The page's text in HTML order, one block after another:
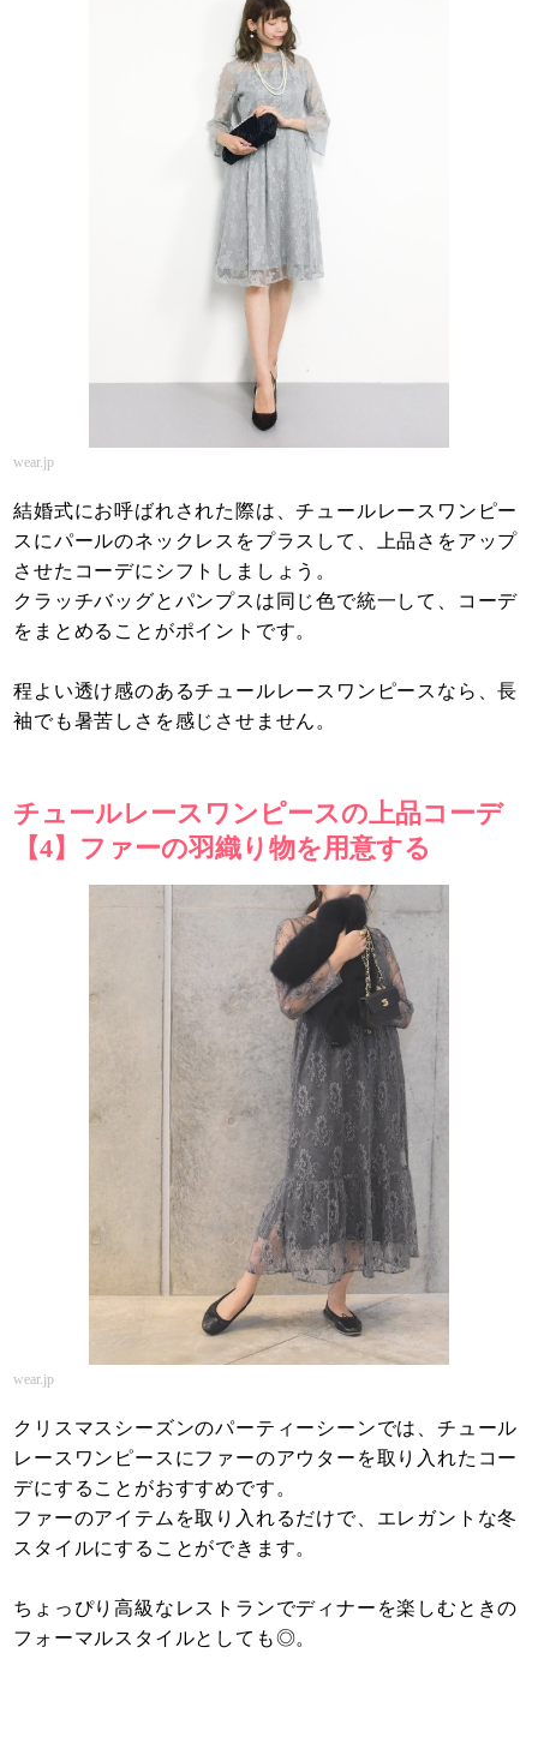
wear.jp
結婚式にお呼ばれされた際は、チュールレースワンピー
スにパールのネックレスをプラスして、上品さをアップ
させたコーデにシフトしましょう。
クラッチバッグとパンプスは同じ色で統一して、コーデ
をまとめることがポイントです。
程よい透け感のあるチュールレースワンピースなら、長
袖でも暑苦しさを感じさせません。
チュールレースワンピースの上品コーデ
【4】ファーの羽織り物を用意する
wear.jp
クリスマスシーズンのパーティーシーンでは、チュール
レースワンピースにファーのアウターを取り入れたコー
デにすることがおすすめです。
ファーのアイテムを取り入れるだけで、エレガントな冬
スタイルにすることができます。
ちょっぴり高級なレストランでディナーを楽しむときの
フォーマルスタイルとしても◎。